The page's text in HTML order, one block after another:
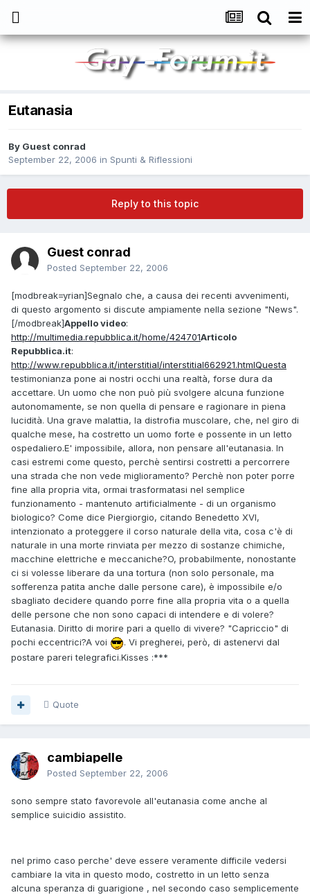
Eutanasia
By Guest conrad
September 22, 2006 in Spunti & Riflessioni
Reply to this topic
Guest conrad
Posted September 22, 2006
[modbreak=yrian]Segnalo che, a causa dei recenti avvenimenti,
di questo argomento si discute ampiamente nella sezione "News".
[/modbreak]Appello video:
http://multimedia.repubblica.it/home/424701Articolo
Repubblica.it:
http://www.repubblica.it/interstitial/interstitial662921.htmlQuesta
testimonianza pone ai nostri occhi una realtà, forse dura da
accettare. Un uomo che non può più svolgere alcuna funzione
autonomamente, se non quella di pensare e ragionare in piena
lucidità. Una grave malattia, la distrofia muscolare, che, nel giro di
qualche mese, ha costretto un uomo forte e possente in un letto
ospedaliero.E' impossibile, allora, non pensare all'eutanasia. In
casi estremi come questo, perchè sentirsi costretti a percorrere
una strada che non vede miglioramento? Perchè non poter porre
fine alla propria vita, ormai trasformatasi nel semplice
funzionamento - mantenuto artificialmente - di un organismo
biologico? Come dice Piergiorgio, citando Benedetto XVI,
intenzionato a proteggere il corso naturale della vita, cosa c'è di
naturale in una morte rinviata per mezzo di sostanze chimiche,
macchine elettriche e meccaniche?O, probabilmente, nonostante
ci si volesse liberare da una tortura (non solo personale, ma
sofferenza patita anche dalle persone care), è impossibile e/o
sbagliato decidere quando porre fine alla propria vita o a quella
delle persone che non sono capaci di intendere e di volere?
Eutanasia. Diritto di morire pari a quello di vivere? "Capriccio" di
pochi eccentrici?A voi
. Vi pregherei, però, di astenervi dal
postare pareri telegrafici.Kisses :***
Quote
cambiapelle
Posted September 22, 2006
sono sempre stato favorevole all'eutanasia come anche al
semplice suicidio assistito.
nel primo caso perche' deve essere veramente difficile vedersi
cambiare la vita in questo modo, costretto in un letto senza
alcuna speranza di guarigione , nel secondo caso semplicemente